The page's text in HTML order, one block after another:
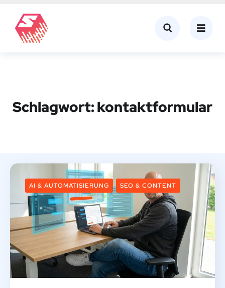
Schlagwort:kontaktformular
AI & AUTOMATISIERUNG SEO & CONTENT